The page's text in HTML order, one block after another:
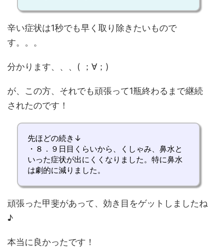
辛い症状は1秒でも早く取り除きたいもので
す。。。
分かります、、、( ；∀；)
が、この方、それでも頑張って1瓶終わるまで継続
されたのです！
先ほどの続き↓
・ ８．９日目くらいから、くしゃみ、鼻水と
いった症状が出にくく なりました。特に鼻水
は劇的に減りました 。
頑張った甲斐があって、効き目をゲットしましたね
♪
本当に良かったです！